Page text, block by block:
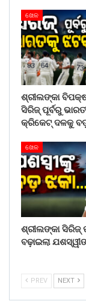
ଖେଳ
ଶ୍ରୀଲଙ୍କା
ସିରିଜ୍ ପୂର୍ବରୁ
କ୍ରିକେଟ୍ ଦଳକୁ
ଖେଳ
ଶ୍ରୀଲଙ୍କା ସିରିଜ୍
ବଢ଼ାଇଲା
PREV NEXT